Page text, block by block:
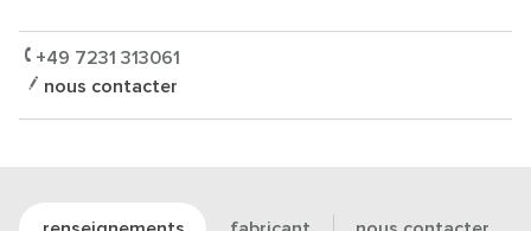
+49 7231 313061
nous contacter